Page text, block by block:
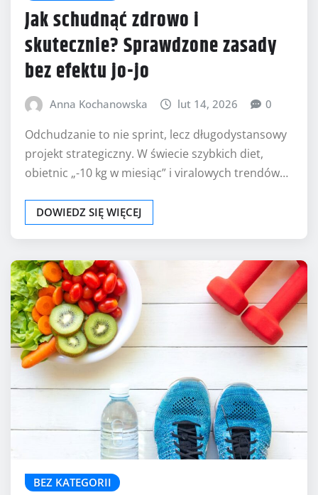
Jak schudnąć zdrowo i
skutecznie? Sprawdzone zasady
bez efektu jo-jo
Anna Kochanowska lut 14, 2026 0
Odchudzanie to nie sprint, lecz długodystansowy
projekt strategiczny. W świecie szybkich diet,
obietnic „-10 kg w miesiąc” i viralowych trendów…
DOWIEDZ SIĘ WIĘCEJ
BEZ KATEGORII